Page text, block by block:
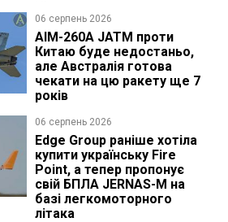
06 серпень 2026
AIM-260A JATM проти
Китаю буде недостаньо,
але Австралія готова
чекати на цю ракету ще 7
років
06 серпень 2026
Edge Group раніше хотіла
купити українську Fire
Point, а тепер пропонує
свій БПЛА JERNAS-M на
базі легкомоторного
літака